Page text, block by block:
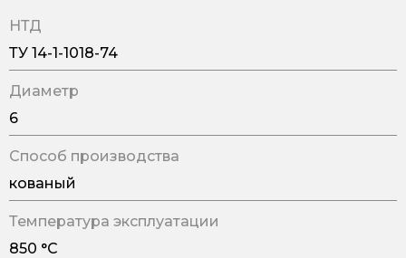
НТД
ТУ 14-1-1018-74
Диаметр
6
Способ производства
кованый
Температура эксплуатации
850 °С